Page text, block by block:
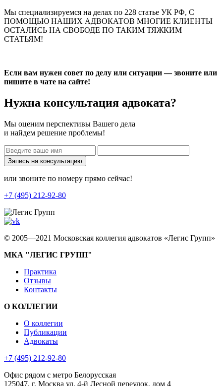
Мы специализируемся на делах по 228 статье УК РФ, С
ПОМОЩЬЮ НАШИХ АДВОКАТОВ МНОГИЕ КЛИЕНТЫ
ОСТАЛИСЬ НА СВОБОДЕ ПО ТАКИМ ТЯЖКИМ
СТАТЬЯМ!
Если вам нужен совет по делу или ситуации — звоните или
пишите в чате на сайте!
Нужна консультация адвоката?
Мы оценим перспективы Вашего дела
и найдем решение проблемы!
Запись на консультацию
или звоните по номеру прямо сейчас!
+7 (495) 212-92-80
© 2005—2021 Московская коллегия адвокатов «Легис Групп»
МКА "ЛЕГИС ГРУПП"
Практика
Отзывы
Контакты
О КОЛЛЕГИИ
О коллегии
Публикации
Адвокаты
+7 (495) 212-92-80
Офис рядом с метро Белорусская
125047, г. Москва ул. 4-й Лесной переулок, дом 4